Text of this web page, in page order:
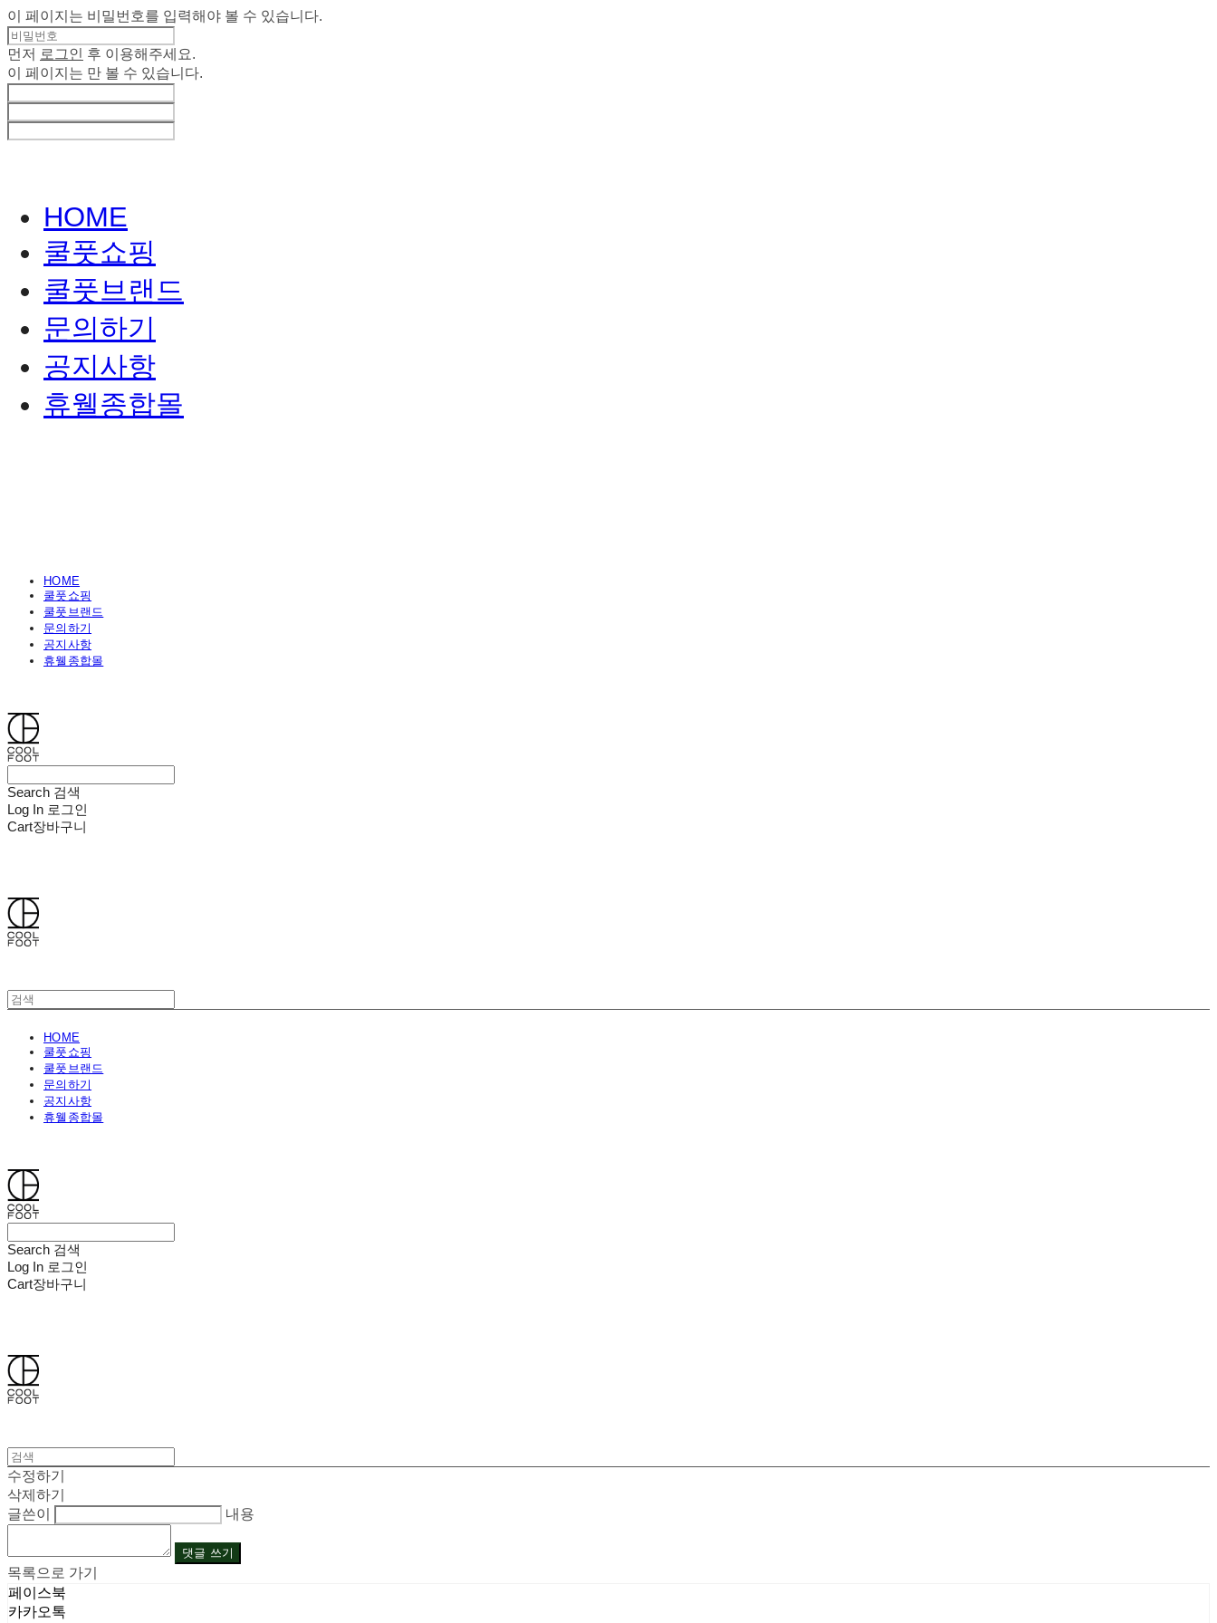
이 페이지는 비밀번호를 입력해야 볼 수 있습니다.
먼저 로그인
후 이용해주세요.
이 페이지는 만 볼 수 있습니다.
HOME
쿨풋쇼핑
쿨풋브랜드
문의하기
공지사항
휴웰종합몰
HOME
쿨풋쇼핑
쿨풋브랜드
문의하기
공지사항
휴웰종합몰
Search 검색
Log In 로그인
Cart장바구니
HOME
쿨풋쇼핑
쿨풋브랜드
문의하기
공지사항
휴웰종합몰
Search 검색
Log In 로그인
Cart장바구니
수정하기
삭제하기
글쓴이
내용
댓글 쓰기
목록으로 가기
페이스북
카카오톡